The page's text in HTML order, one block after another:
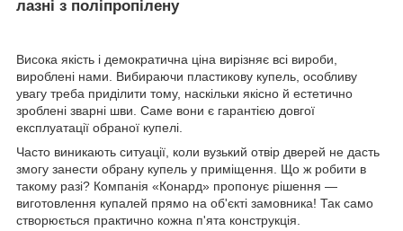
лазні з поліпропілену
Висока якість і демократична ціна вирізняє всі вироби,
вироблені нами. Вибираючи пластикову купель, особливу
увагу треба приділити тому, наскільки якісно й естетично
зроблені зварні шви. Саме вони є гарантією довгої
експлуатації обраної купелі.
Часто виникають ситуації, коли вузький отвір дверей не дасть
змогу занести обрану купель у приміщення. Що ж робити в
такому разі? Компанія «Конард» пропонує рішення —
виготовлення купалей прямо на об'єкті замовника! Так само
створюється практично кожна п'ята конструкція.